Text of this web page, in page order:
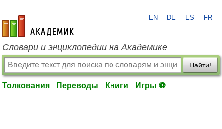
academic.ru
EN DE ES FR
Словари и энциклопедии на Академике
Найти!
Толкования Переводы Книги Игры ⚽